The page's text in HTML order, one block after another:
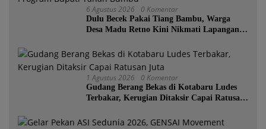
6 Agustus 2026 0 Komentar
Dulu Becek Pakai Tiang Bambu, Warga
Desa Madu Retno Kini Nikmati Lapangan
Tanah Bumbu
1 Agustus 2026 0 Komentar
Gudang Berang Bekas di Kotabaru Ludes
Terbakar, Kerugian Ditaksir Capai Ratusan